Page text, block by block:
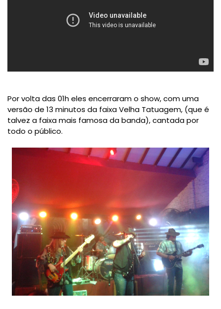
Por volta das 01h eles encerraram o show, com uma
versão de 13 minutos da faixa Velha Tatuagem, (que é
talvez a faixa mais famosa da banda), cantada por
todo o público.